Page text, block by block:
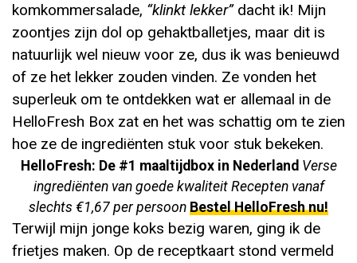
komkommersalade, “klinkt lekker”dacht ik! Mijn
zoontjes zijn dol op gehaktballetjes, maar dit is
natuurlijk wel nieuw voor ze, dus ik was benieuwd
of ze het lekker zouden vinden. Ze vonden het
superleuk om te ontdekken wat er allemaal in de
HelloFresh Box zat en het was schattig om te zien
hoe ze de ingrediënten stuk voor stuk bekeken.
HelloFresh: De #1 maaltijdbox in Nederland Verse
ingrediënten van goede kwaliteit Recepten vanaf
slechts €1,67 per persoon Bestel HelloFresh nu!
Terwijl mijn jonge koks bezig waren, ging ik de
frietjes maken. Op de receptkaart stond vermeld